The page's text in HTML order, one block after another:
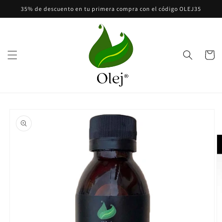
directamente
al contenido
35% de descuento en tu primera compra con el código OLEJ35
Carrito
a la
información